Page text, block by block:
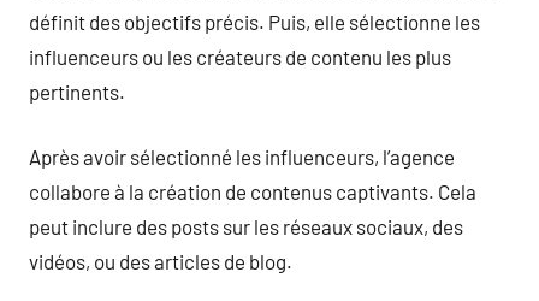
définit des objectifs précis. Puis, elle sélectionne les
influenceurs ou les créateurs de contenu les plus
pertinents.
Après avoir sélectionné les influenceurs, l’agence
collabore à la création de contenus captivants. Cela
peut inclure des posts sur les réseaux sociaux, des
vidéos, ou des articles de blog.